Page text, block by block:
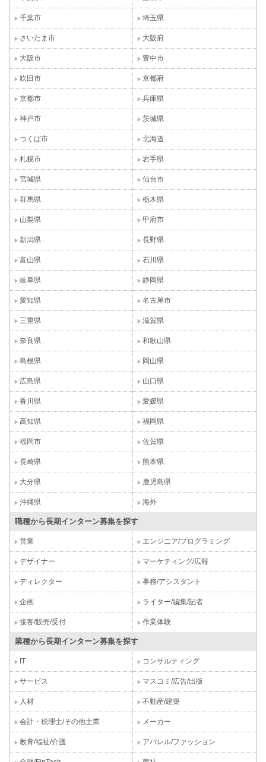
千葉市 埼玉県
さいたま市 大阪府
大阪市 豊中市
吹田市 京都府
京都市 兵庫県
神戸市 茨城県
つくば市 北海道
札幌市 岩手県
宮城県 仙台市
群馬県 栃木県
山梨県 甲府市
新潟県 長野県
富山県 石川県
岐阜県 静岡県
愛知県 名古屋市
三重県 滋賀県
奈良県 和歌山県
島根県 岡山県
広島県 山口県
香川県 愛媛県
高知県 福岡県
福岡市 佐賀県
長崎県 熊本県
大分県 鹿児島県
沖縄県 海外
職種から長期インターン募集を探す
営業 エンジニア/プログラミング
デザイナー マーケティング/広報
ディレクター 事務/アシスタント
企画 ライター/編集/記者
接客/販売/受付 作業体験
業種から長期インターン募集を探す
IT コンサルティング
サービス マスコミ/広告/出版
人材 不動産/建築
会計・税理士/その他士業 メーカー
教育/福祉/介護 アパレル/ファッション